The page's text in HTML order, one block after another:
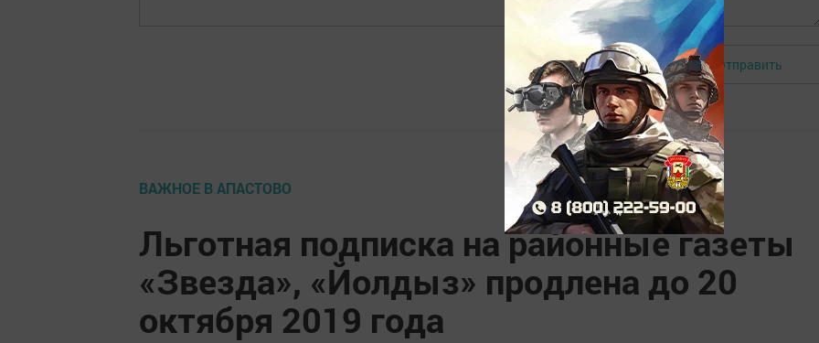
Авторизоваться Отправить
ВАЖНОЕ В АПАСТОВО
Льготная подписка на районные газеты
«Звезда», «Йолдыз» продлена до 20
октября 2019 года